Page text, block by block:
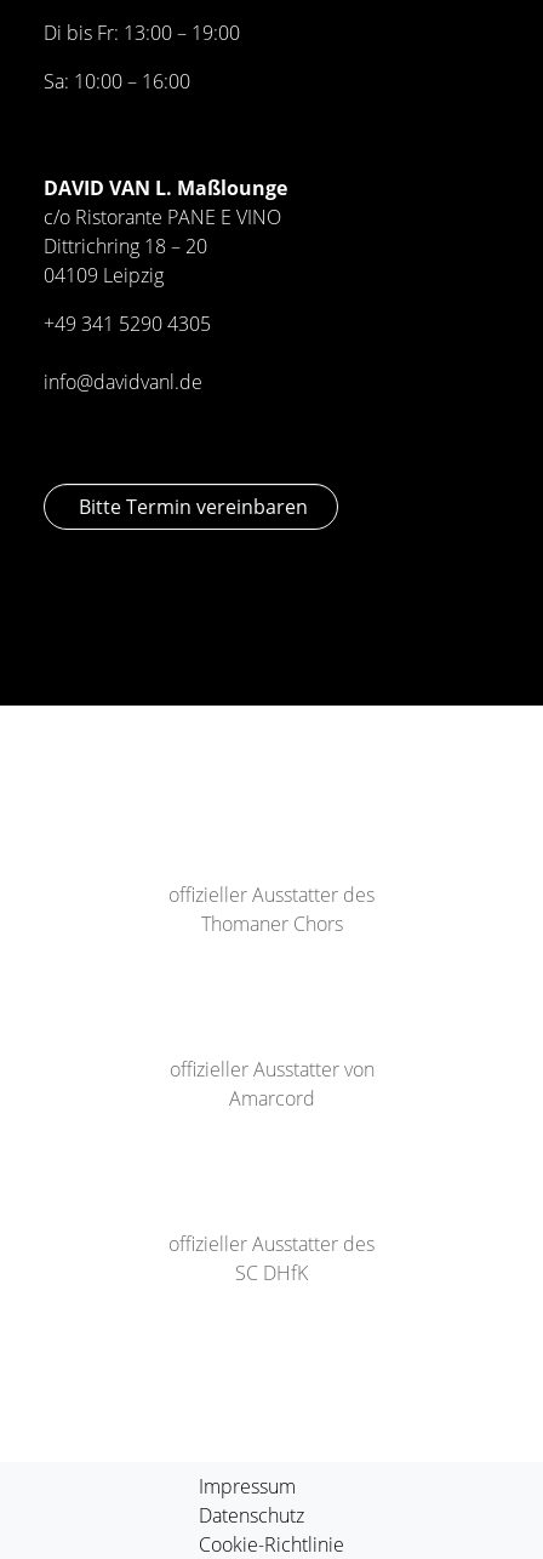
Di bis Fr: 13:00 – 19:00
Sa: 10:00 – 16:00
DAVID VAN L. Maßlounge
c/o Ristorante PANE E VINO
Dittrichring 18 – 20
04109 Leipzig
+49 341 5290 4305
info@davidvanl.de
Bitte Termin vereinbaren
offizieller Ausstatter des
Thomaner Chors
offizieller Ausstatter von
Amarcord
offizieller Ausstatter des
SC DHfK
Impressum
Datenschutz
Cookie-Richtlinie